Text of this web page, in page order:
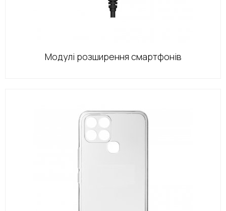
Модулі розширення смартфонів